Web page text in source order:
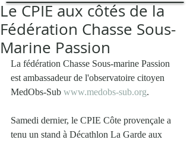
Le CPIE aux côtés de la
Fédération Chasse Sous-
Marine Passion
La fédération Chasse Sous-marine Passion
est ambassadeur de l'observatoire citoyen
MedObs-Sub www.medobs-sub.org.
Samedi dernier, le CPIE Côte provençale a
tenu un stand à Décathlon La Garde aux